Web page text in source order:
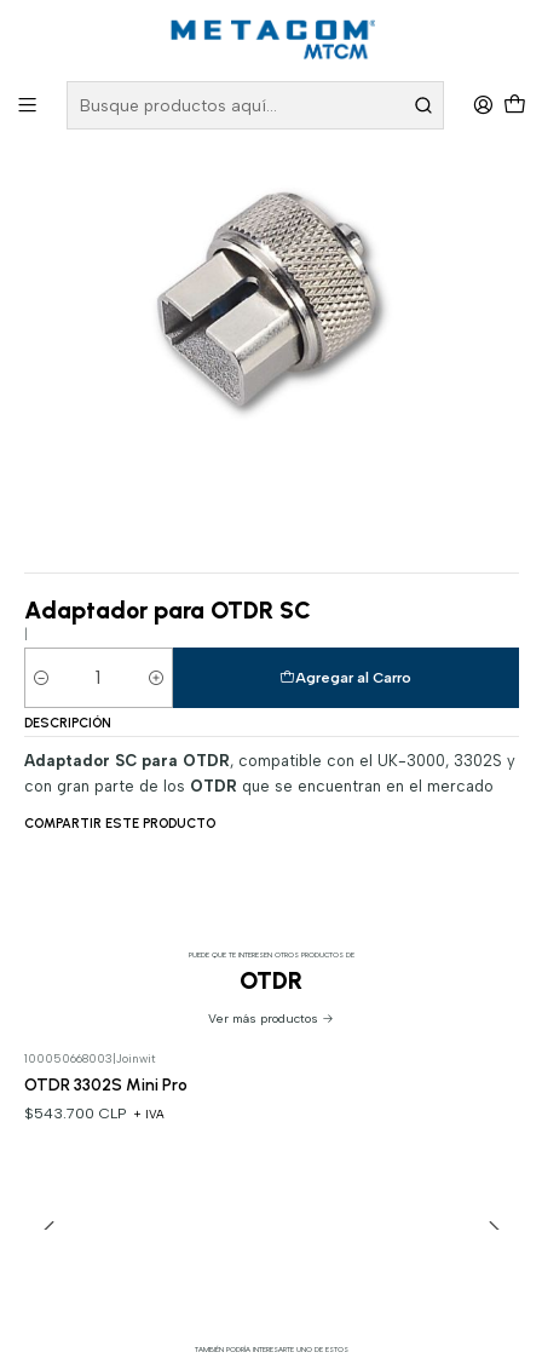
Instrumentos OTDR Adaptador para OTDR SC
Adaptador para OTDR SC
Cantidad
Agregar al Carro
DESCRIPCIÓN
Adaptador SC para OTDR, compatible con el UK-3000, 3302S y
con gran parte de los OTDR que se encuentran en el mercado
COMPARTIR ESTE PRODUCTO
PUEDE QUE TE INTERESEN OTROS PRODUCTOS DE
OTDR
Ver más productos
100050668003 Joinwit
OTDR 3302S Mini Pro
$543.700 CLP + IVA
TAMBIÉN PODRÍA INTERESARTE UNO DE ESTOS